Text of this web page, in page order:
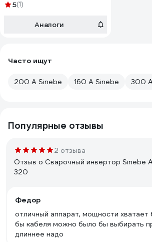
5(1)
Аналоги
Часто ищут
200 А Sinebe 160 А Sinebe 300
Популярные отзывы
2 отзыва
Отзыв о Сварочный инвертор Sinebe
320
Федор
отличный аппарат, мощности хватает
бы кабеля можно было бы выбирать
длиннее надо